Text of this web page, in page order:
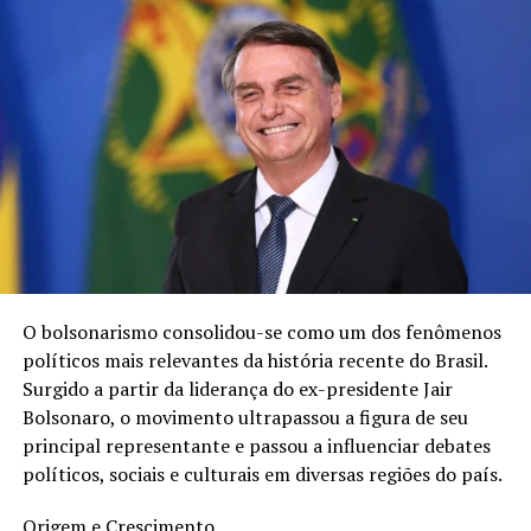
Reconhecimento e Impacto:
O bolsonarismo consolidou-se como um dos fenômenos
políticos mais relevantes da história recente do Brasil.
Surgido a partir da liderança do ex-presidente Jair
Bolsonaro, o movimento ultrapassou a figura de seu
principal representante e passou a influenciar debates
políticos, sociais e culturais em diversas regiões do país.